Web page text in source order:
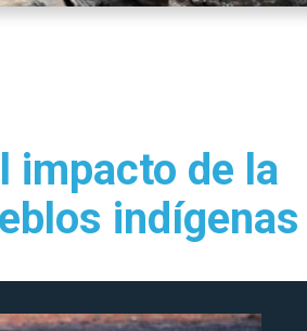
impacto de la
indígenas